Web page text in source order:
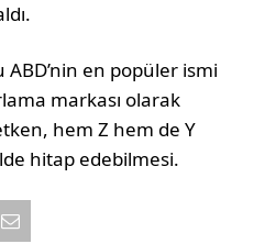
en popüler ismi
markası olarak
hem Z hem de Y
hitap edebilmesi.